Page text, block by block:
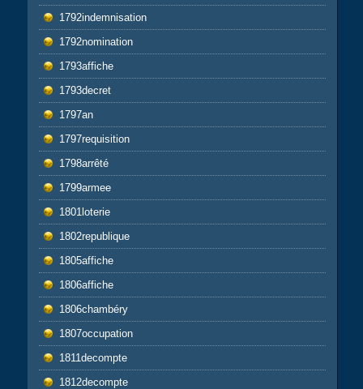
1792indemnisation
1792nomination
1793affiche
1793decret
1797an
1797requisition
1798arrêté
1799armee
1801loterie
1802republique
1805affiche
1806affiche
1806chambéry
1807occupation
1811decompte
1812decompte